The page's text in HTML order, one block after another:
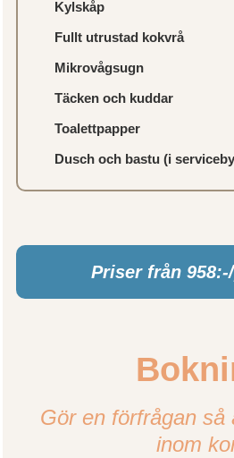
Kylskåp
Fullt utrustad kokvrå
Mikrovågsugn
Täcken och kuddar
Toalettpapper
Dusch och bastu (i
Priser från
Gör en förfrågan så
inom